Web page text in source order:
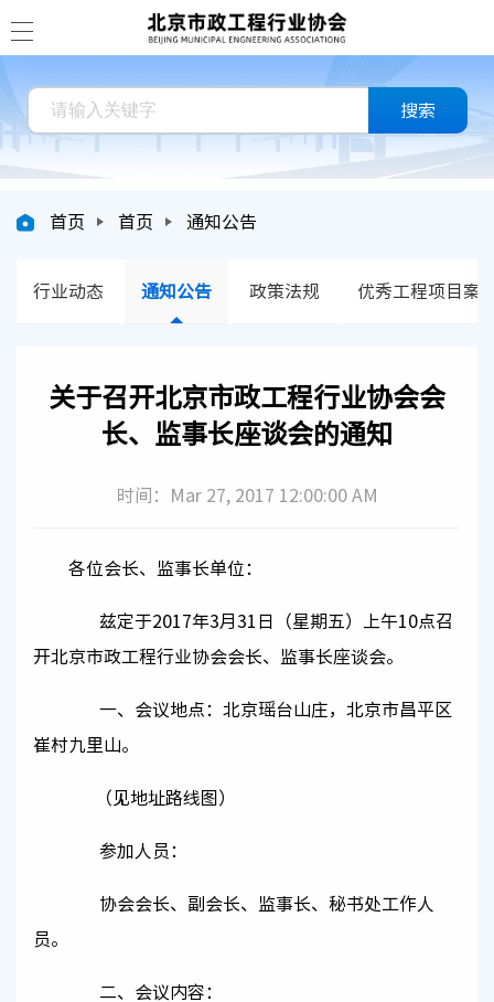
搜索
首页 首页 通知公告
行业动态 通知公告 政策法规 优秀工程项目案
关于召开北京市政工程行业协会会
长、监事长座谈会的通知
时间：Mar 27, 2017 12:00:00 AM
各位会长、监事长单位：
兹定于2017年3月31日（星期五）上午10点召
开北京市政工程行业协会会长、监事长座谈会。
一、会议地点：北京瑶台山庄，北京市昌平区
崔村九里山。
（见地址路线图）
参加人员：
协会会长、副会长、监事长、秘书处工作人
员。
二、会议内容：